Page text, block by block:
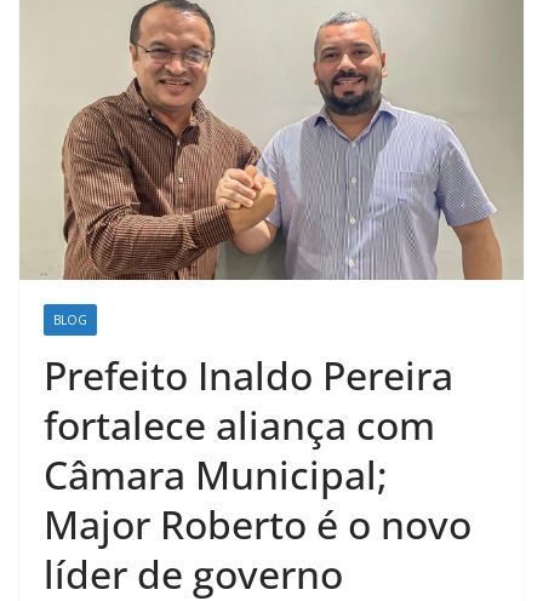
BLOG
Prefeito Inaldo Pereira
fortalece aliança com
Câmara Municipal;
Major Roberto é o novo
líder de governo